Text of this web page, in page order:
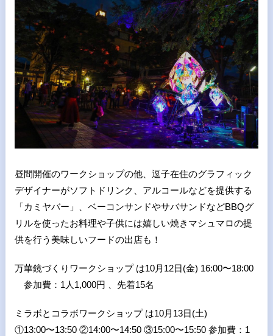
昼間開催のワークショップの他、逗子在住のグラフィック
デザイナーがソフトドリンク、アルコールなどを提供する
「カミヤバー」、ベーコンサンドやサバサンドなどBBQグ
リルを使ったお料理や子供には嬉しい焼きマシュマロの提
供を行う美味しいフードの出店も！
万華鏡づくりワークショップ は10月12日(金) 16:00〜18:00
参加費：1人1,000円 、先着15名
ミラボとコラボワークショップ は10月13日(土)
①13:00〜13:50 ②14:00〜14:50 ③15:00〜15:50 参加費：1